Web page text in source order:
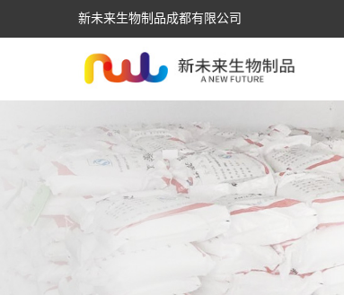
新未来生物制品成都有限公司